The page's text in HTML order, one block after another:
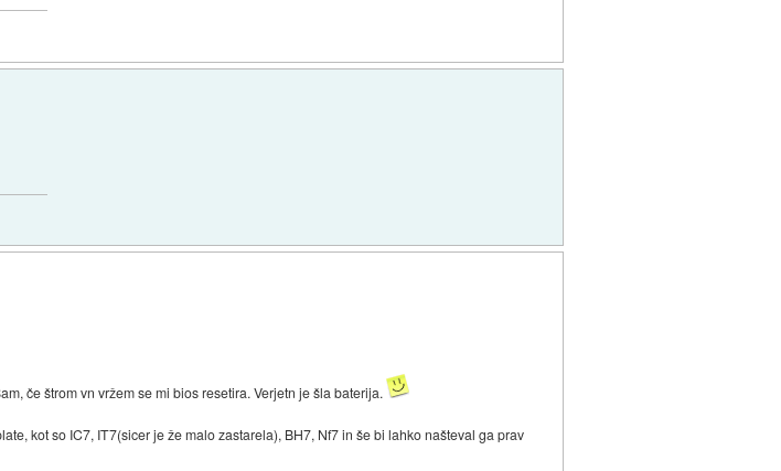
če štrom vn vržem se mi bios resetira. Verjetn je šla baterija.
kot so IC7, IT7(sicer je že malo zastarela), BH7, Nf7 in še bi lahko našteval ga prav